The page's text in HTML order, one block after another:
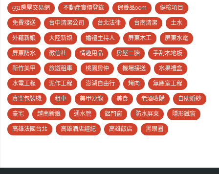
591房屋交易網 不動產實價登錄 保養品oem 健檢項目
免費接送 台中清潔公司 台北法律 台南清潔 土水
外籍新娘 大陸新娘 婚禮主持人 屏東木工 屏東水電
屏東防水 徵信社 情趣用品 房屋二胎 手刮木地板
新竹美甲 旅遊租車 桃園房仲 機場接送 水果禮盒
水電工程 泥作工程 澎湖自由行 烤肉 無塵室工程
真空包裝機 租車 美甲沙龍 美食 老酒收購 自助婚紗
豪宅 越南新娘 通水管 鋁門窗 防水屏東 隱形鐵窗
高雄法國台北 高雄酒店經紀 高雄飯店 黑眼圈